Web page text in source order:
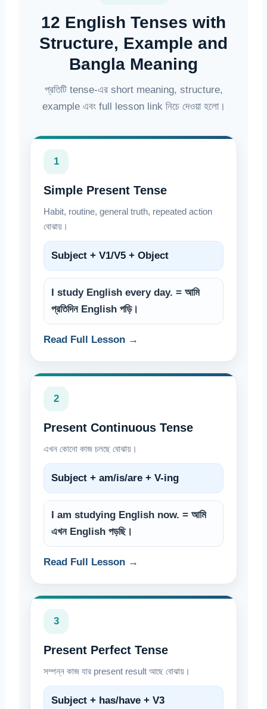
12 English Tenses with
Structure, Example and
Bangla Meaning
প্রতিটি tense-এর short meaning, structure,
example এবং full lesson link নিচে দেওয়া হলো।
1
Simple Present Tense
Habit, routine, general truth, repeated action
বোঝায়।
Subject + V1/V5 + Object
I study English every day. = আমি
প্রতিদিন English পড়ি।
Read Full Lesson →
2
Present Continuous Tense
এখন কোনো কাজ চলছে বোঝায়।
Subject + am/is/are + V-ing
I am studying English now. = আমি
এখন English পড়ছি।
Read Full Lesson →
3
Present Perfect Tense
সম্পন্ন কাজ যার present result আছে বোঝায়।
Subject + has/have + V3